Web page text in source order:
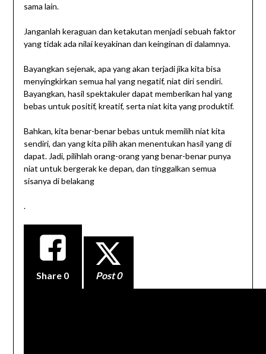
sama lain.
Janganlah keraguan dan ketakutan menjadi sebuah faktor
yang tidak ada nilai keyakinan dan keinginan di dalamnya.
Bayangkan sejenak, apa yang akan terjadi jika kita bisa
menyingkirkan semua hal yang negatif, niat diri sendiri.
Bayangkan, hasil spektakuler dapat memberikan hal yang
bebas untuk positif, kreatif, serta niat kita yang produktif.
Bahkan, kita benar-benar bebas untuk memilih niat kita
sendiri, dan yang kita pilih akan menentukan hasil yang di
dapat. Jadi, pilihlah orang-orang yang benar-benar punya
niat untuk bergerak ke depan, dan tinggalkan semua
sisanya di belakang
.
Share 0 Post 0